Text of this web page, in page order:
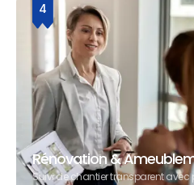
4
Rénovation &
Suivi de chantier transparent avec